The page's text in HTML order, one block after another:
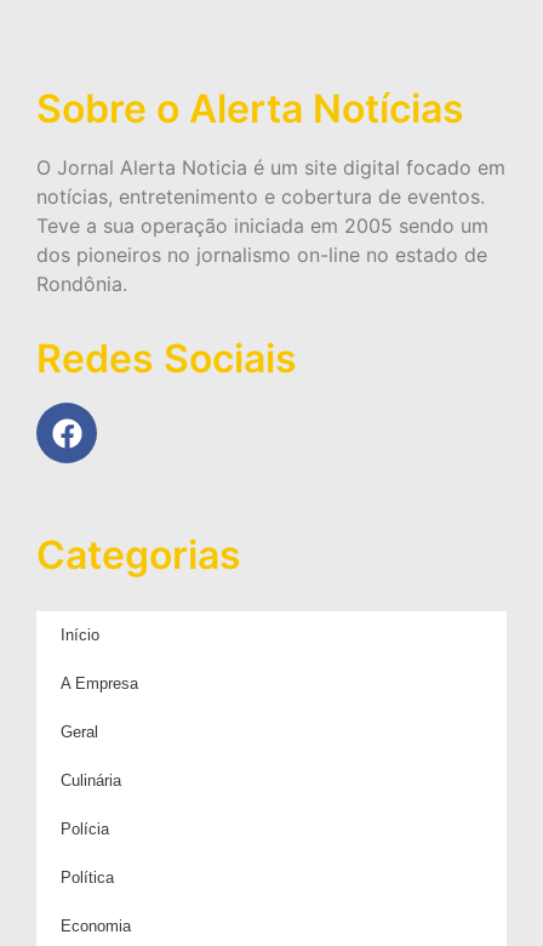
Sobre o Alerta Notícias
O Jornal Alerta Noticia é um site digital focado em
notícias, entretenimento e cobertura de eventos.
Teve a sua operação iniciada em 2005 sendo um
dos pioneiros no jornalismo on-line no estado de
Rondônia.
Redes Sociais
Categorias
Início
A Empresa
Geral
Culinária
Polícia
Política
Economia